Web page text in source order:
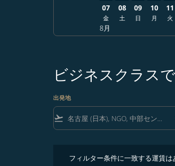
07
金
8月
08
土
09
日
10
月
11
火
ビジネスクラス
出発地
flight_takeoff
フィルター条件に一致する運賃